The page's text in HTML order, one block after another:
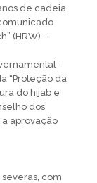
de cadeia
(HRW) –
–
“Proteção da
do hijab e
dos
aprovação
com